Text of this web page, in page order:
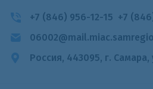
+7 (846) 956-12-15 +7
Россия, 443095, г. Самара,